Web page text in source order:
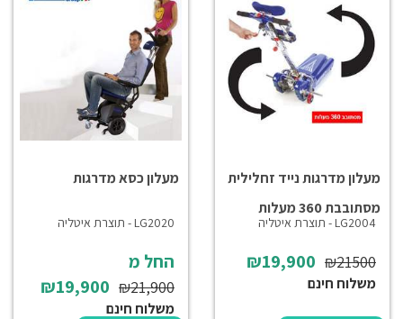
מעלון מדרגות נייד זחלילית
מסתובבת 360 מעלות
LG2004 - תוצרת איטליה
₪19,900 ₪21500
משלוח חינם
מעלון כסא מדרגות
LG2020 - תוצרת איטליה
החל מ
₪19,900 ₪21,900
משלוח חינם